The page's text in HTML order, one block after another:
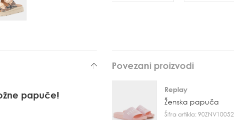
papuče!
Povezani proizvodi
Replay
Ženska papuča
Šifra artikla: 90ZNV10052